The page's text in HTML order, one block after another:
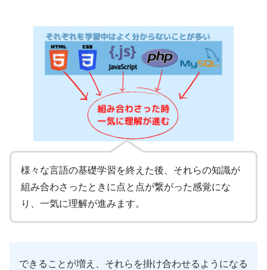
様々な言語の基礎学習を終えた後、それらの知識が
組み合わさったときに点と点が繋がった感覚にな
り、一気に理解が進みます。
できることが増え、それらを掛け合わせるようになる